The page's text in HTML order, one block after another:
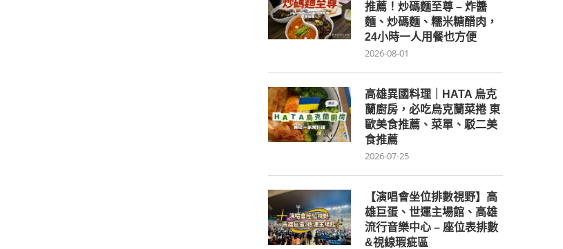
推薦！炒碼麵至尊 – 炸醬
麵、炒碼麵、糯米糖醋肉，
24小時一人用餐也方便
2026-08-01
高雄異國料理｜HATA 烏克
蘭廚房，必吃烏克蘭菜捲 東
歐美食推薦、菜單、駁二美
食推薦
2026-07-25
【演唱會坐位排數視野】高
雄巨蛋、世運主場館、高雄
流行音樂中心 – 座位表排數
&視線瑕疵區